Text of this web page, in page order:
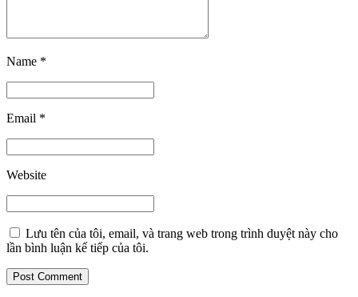
Name *
Email *
Website
Lưu tên của tôi, email, và trang web trong trình duyệt này cho
lần bình luận kế tiếp của tôi.
Post Comment